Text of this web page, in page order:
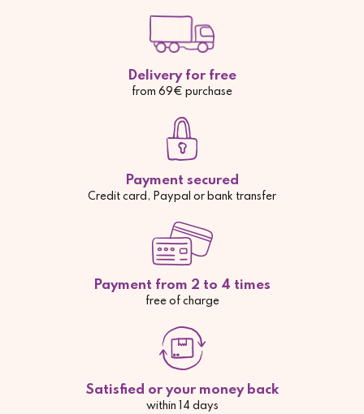
Delivery for free
from 69€ purchase
Payment secured
Credit card, Paypal or bank transfer
Payment from 2 to 4 times
free of charge
Satisfied or your money back
within 14 days